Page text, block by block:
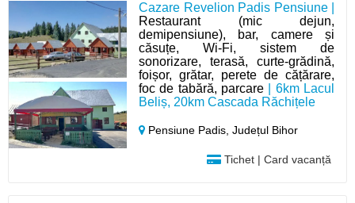
Cazare Revelion Padis Pensiune |
Restaurant (mic dejun,
demipensiune), bar, camere și
căsuțe, Wi-Fi, sistem de
sonorizare, terasă, curte-grădină,
foișor, grătar, perete de cățărare,
foc de tabără, parcare | 6km Lacul
Beliș, 20km Cascada Răchițele
Pensiune Padis,Județul Bihor
Tichet | Card vacanță